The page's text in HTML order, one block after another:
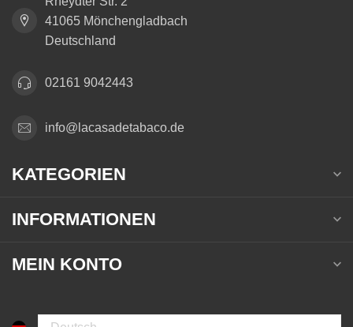
41065 Mönchengladbach
Deutschland
02161 9042443
info@lacasadetabaco.de
KATEGORIEN
INFORMATIONEN
MEIN KONTO